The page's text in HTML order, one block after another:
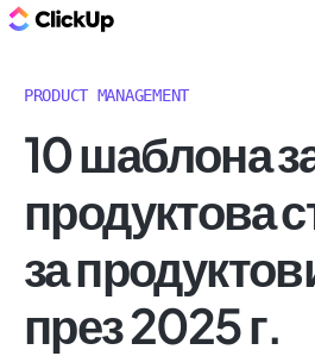
PRODUCT MANAGEMENT
10 шаблона
продуктова
за
през 2025 г.